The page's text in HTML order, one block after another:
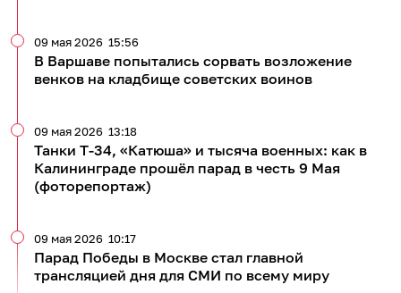
В Варшаве попытались сорвать возложение
венков на кладбище советских воинов
09 мая 2026 15:56
Танки Т-34, «Катюша» и тысяча военных: как в
Калининграде прошёл парад в честь 9 Мая
(фоторепортаж)
09 мая 2026 13:18
Парад Победы в Москве стал главной
трансляцией дня для СМИ по всему миру
09 мая 2026 10:17